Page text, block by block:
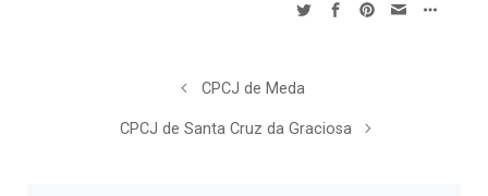
CPCJ de Meda
CPCJ de Santa Cruz da Graciosa